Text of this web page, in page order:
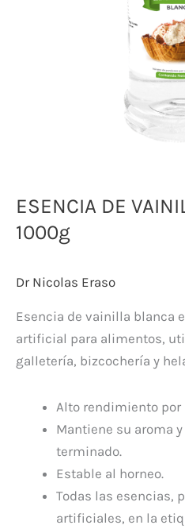
ESENCIA DE
1000g
Dr Nicolas Eraso
Esencia de vainilla blanca
artificial para alimentos,
galletería, bizcochería y
Alto rendimiento por
Mantiene su aroma
terminado.
Estable al horneo.
Todas las esencias,
artificiales, en la